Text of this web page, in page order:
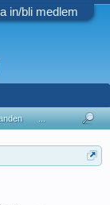
in/bli medlem
...